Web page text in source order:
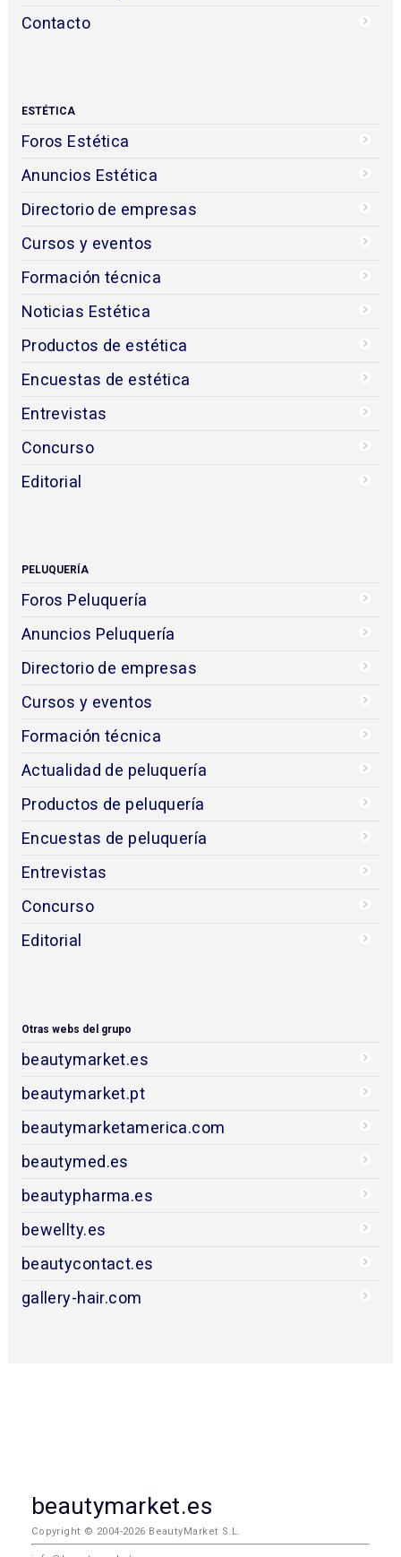
Contacto
ESTÉTICA
Foros Estética
Anuncios Estética
Directorio de empresas
Cursos y eventos
Formación técnica
Noticias Estética
Productos de estética
Encuestas de estética
Entrevistas
Concurso
Editorial
PELUQUERÍA
Foros Peluquería
Anuncios Peluquería
Directorio de empresas
Cursos y eventos
Formación técnica
Actualidad de peluquería
Productos de peluquería
Encuestas de peluquería
Entrevistas
Concurso
Editorial
Otras webs del grupo
beautymarket.es
beautymarket.pt
beautymarketamerica.com
beautymed.es
beautypharma.es
bewellty.es
beautycontact.es
gallery-hair.com
beautymarket.es
Copyright © 2004-2026 BeautyMarket S.L.